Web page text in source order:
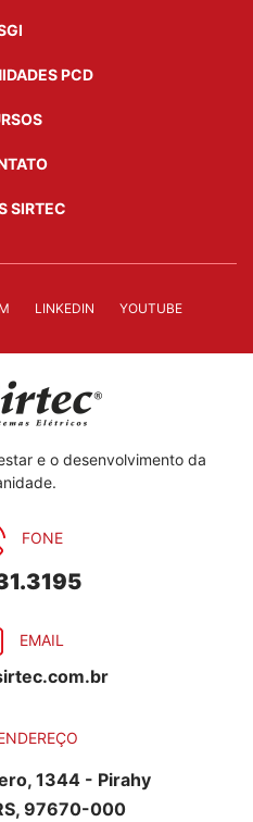
PCD
SIRTEC
LINKEDIN YOUTUBE
e o desenvolvimento da
FONE
EMAIL
1344 - Pirahy
97670-000